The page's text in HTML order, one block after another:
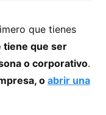
que tienes
tiene que ser
o corporativo.
o abrir una